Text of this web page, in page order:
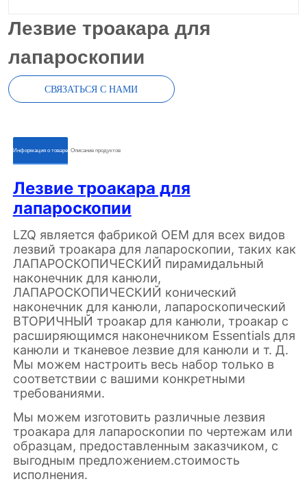
Лезвие троакара для
лапароскопии
СВЯЗАТЬСЯ С НАМИ
ㅤㅤИнформация о товареㅤㅤ ㅤㅤОписание продуктовㅤㅤ